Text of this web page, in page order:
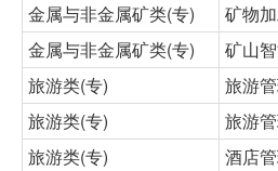
金属与非金属矿类(专)
矿物
金属与非金属矿类(专)
矿山
旅游类(专)
旅游
旅游类(专)
旅游
旅游类(专)
酒店